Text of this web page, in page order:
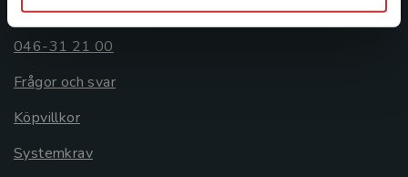
Kontakta kundservice
046-31 21 00
Frågor och svar
Köpvillkor
Systemkrav